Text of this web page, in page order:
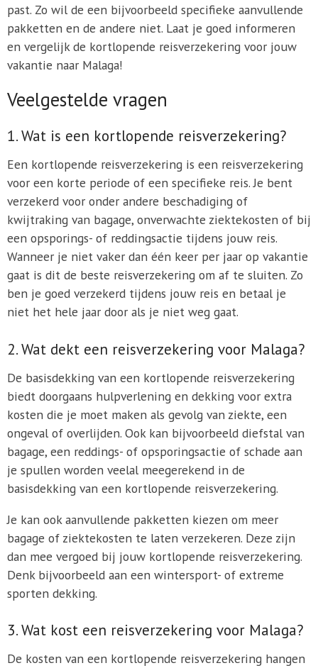
past. Zo wil de een bijvoorbeeld specifieke aanvullende
pakketten en de andere niet. Laat je goed informeren
en vergelijk de kortlopende reisverzekering voor jouw
vakantie naar Malaga!
Veelgestelde vragen
1. Wat is een kortlopende reisverzekering?
Een kortlopende reisverzekering is een reisverzekering
voor een korte periode of een specifieke reis. Je bent
verzekerd voor onder andere beschadiging of
kwijtraking van bagage, onverwachte ziektekosten of bij
een opsporings- of reddingsactie tijdens jouw reis.
Wanneer je niet vaker dan één keer per jaar op vakantie
gaat is dit de beste reisverzekering om af te sluiten. Zo
ben je goed verzekerd tijdens jouw reis en betaal je
niet het hele jaar door als je niet weg gaat.
2. Wat dekt een reisverzekering voor Malaga?
De basisdekking van een kortlopende reisverzekering
biedt doorgaans hulpverlening en dekking voor extra
kosten die je moet maken als gevolg van ziekte, een
ongeval of overlijden. Ook kan bijvoorbeeld diefstal van
bagage, een reddings- of opsporingsactie of schade aan
je spullen worden veelal meegerekend in de
basisdekking van een kortlopende reisverzekering.
Je kan ook aanvullende pakketten kiezen om meer
bagage of ziektekosten te laten verzekeren. Deze zijn
dan mee vergoed bij jouw kortlopende reisverzekering.
Denk bijvoorbeeld aan een wintersport- of extreme
sporten dekking.
3. Wat kost een reisverzekering voor Malaga?
De kosten van een kortlopende reisverzekering hangen